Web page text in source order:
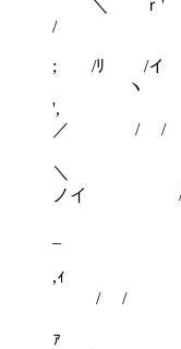
＼
/
; /ﾘ /イ
ヽ
／ / /
ノイ
_
,ｨ
/ /
/,
ｧ